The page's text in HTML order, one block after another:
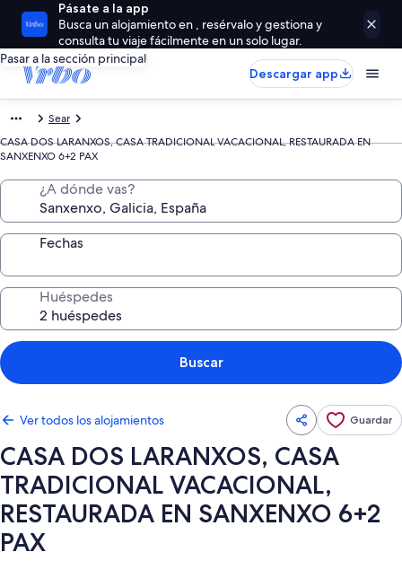
Pásate a la app
Busca un alojamiento en , resérvalo y gestiona y
consulta tu viaje fácilmente en un solo lugar.
Pasar a la sección principal
Descargar app
Sear
CASA DOS LARANXOS, CASA TRADICIONAL VACACIONAL, RESTAURADA EN
SANXENXO 6+2 PAX
¿A dónde vas?
Fechas
Huéspedes
Buscar
Ver todos los alojamientos Guardar
CASA DOS LARANXOS, CASA
TRADICIONAL VACACIONAL,
RESTAURADA EN SANXENXO 6+2
PAX